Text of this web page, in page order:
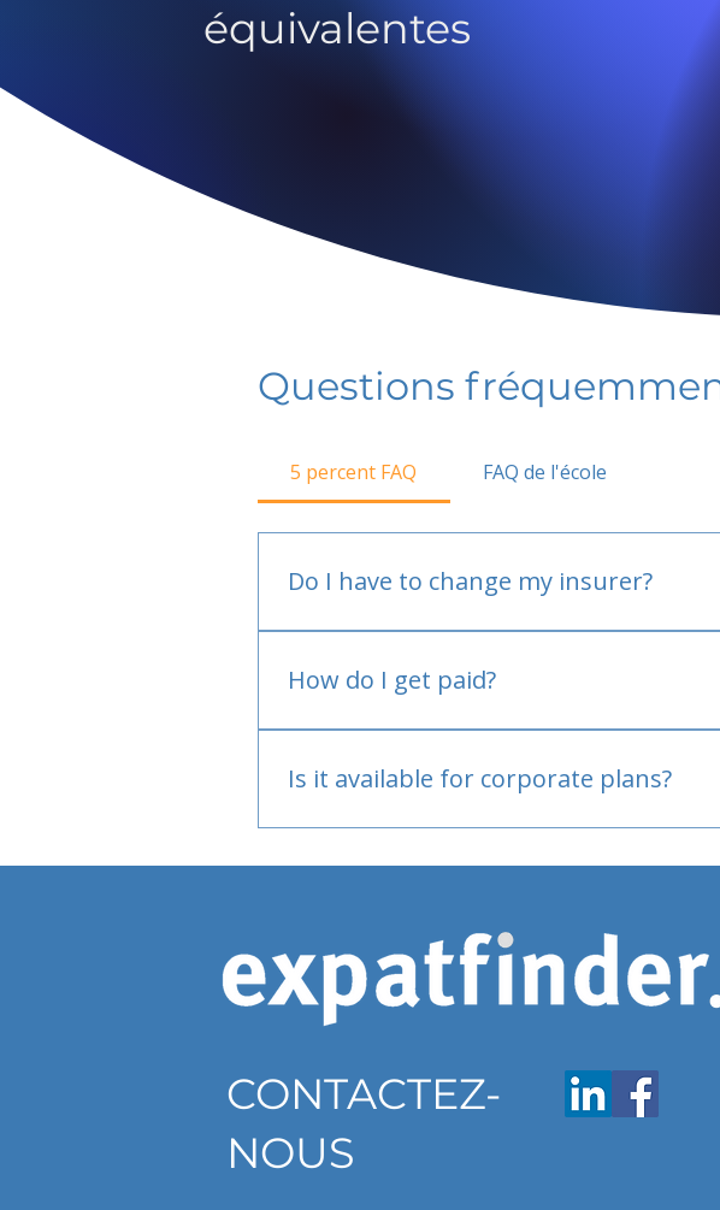
équivalentes
Questions
5 percent FAQ FAQ de l'école
Do I have to change my insurer?
How do I get paid?
Is it available for corporate plans?
CONTACTEZ-
NOUS